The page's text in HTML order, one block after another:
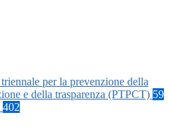
per la prevenzione della
e della trasparenza (PTPCT) 59
402